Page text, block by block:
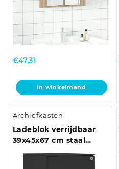
€47,31
In winkelmand
Archiefkasten
Ladeblok verrijdbaar
39x45x67 cm staal
antracietkleurig